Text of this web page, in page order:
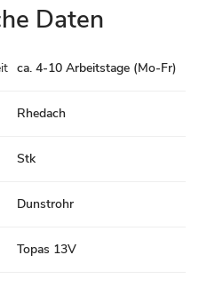
Daten
ca. 4-10 Arbeitstage (Mo-Fr)
Rhedach
Stk
Dunstrohr
Topas 13V